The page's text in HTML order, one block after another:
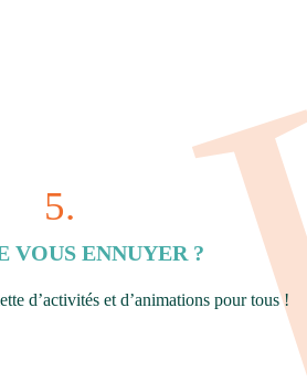
5.
VOUS ENNUYER ?
d’activités et d’animations pour tous !